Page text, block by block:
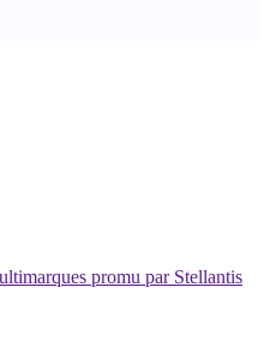
promu par Stellantis